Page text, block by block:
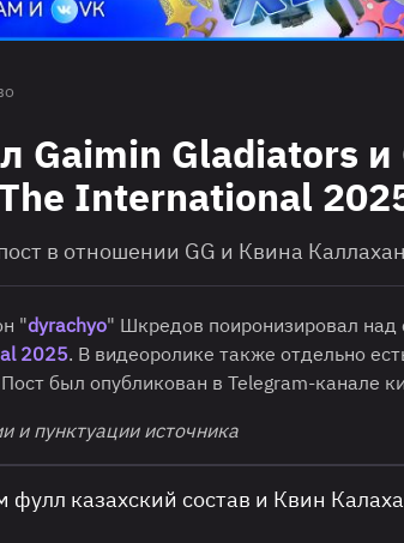
Gaimin Gladiators и
International
в отношении GG и Квина
"dyrachyo" Шкредов поиронизировал
2025. В видеоролике также отдельно
был опубликован в Telegram-канале
и пунктуации источника
фулл казахский состав и Квин